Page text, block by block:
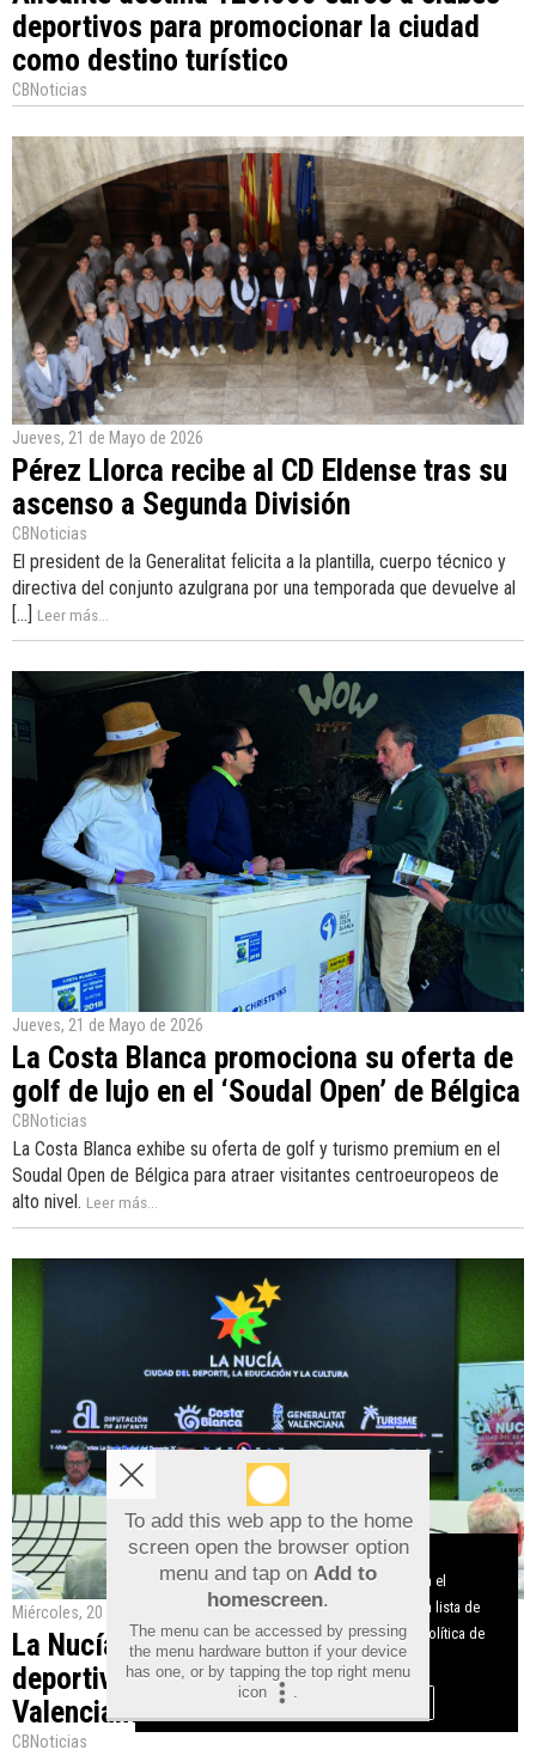
deportivos para promocionar la ciudad
como destino turístico
CBNoticias
Jueves, 21 de Mayo de 2026
Pérez Llorca recibe al CD Eldense tras su
ascenso a Segunda División
CBNoticias
El president de la Generalitat felicita a la plantilla, cuerpo técnico y
directiva del conjunto azulgrana por una temporada que devuelve al
[...] Leer más...
Jueves, 21 de Mayo de 2026
La Costa Blanca promociona su oferta de
golf de lujo en el ‘Soudal Open’ de Bélgica
CBNoticias
La Costa Blanca exhibe su oferta de golf y turismo premium en el
Soudal Open de Bélgica para atraer visitantes centroeuropeos de
alto nivel. Leer más...
Miércoles, 20 de Mayo de 2026
La Nucía reúne a empresas del turismo
deportivo de toda la Comunidad
Valenciana
CBNoticias
Aviso sobre el Uso de cookies:
Utilizamos cookies nuestras y de terceros para el
funcionamiento del digital. Puedes consultar la lista de
cookies y como desconectarlas. Ver nuestra Política de
Privacidad y Cookies
Aceptar Cookies
To add this web app to the home
screen open the browser option
menu and tap on Add to
homescreen.
The menu can be accessed by pressing
the menu hardware button if your device
has one, or by tapping the top right menu
icon
.